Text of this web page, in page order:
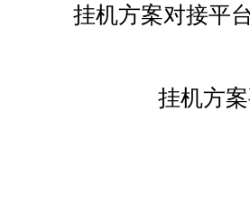
挂机方案对接平
挂机方